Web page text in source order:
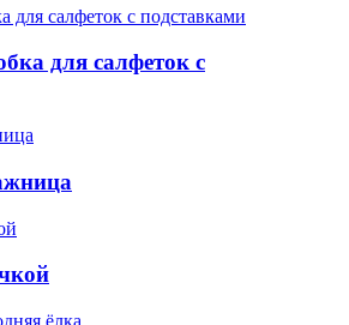
для салфеток с